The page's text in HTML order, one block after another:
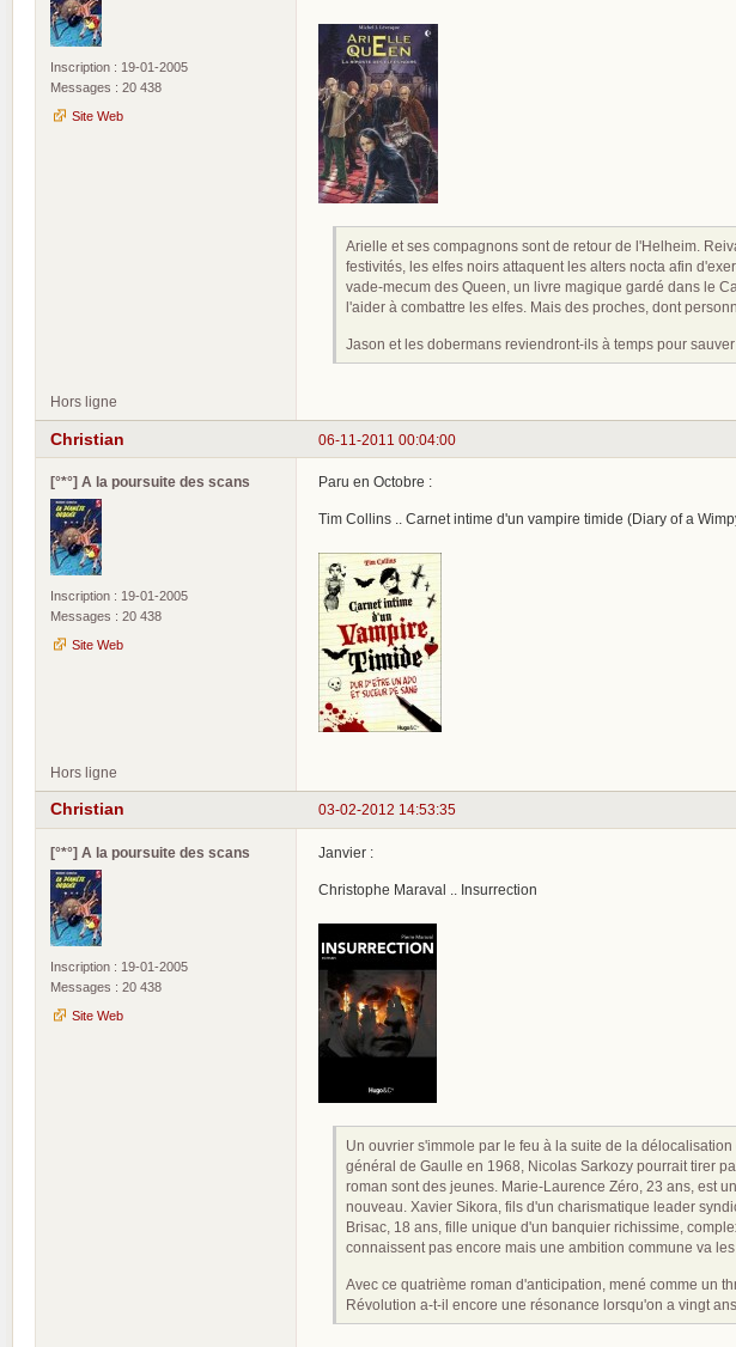
Inscription : 19-01-2005
Messages : 20 438
Site Web
Arielle et ses compagnons sont de retour de l'Helheim.
festivités, les elfes noirs attaquent les alters nocta afin
vade-mecum des Queen, un livre magique gardé dans le
l'aider à combattre les elfes. Mais des proches, dont
Jason et les dobermans reviendront-ils à temps pour
Hors ligne
06-11-2011 00:04:00
Christian
[°*°] A la poursuite des scans
Inscription : 19-01-2005
Messages : 20 438
Site Web
Paru en Octobre :
Tim Collins .. Carnet intime d'un vampire timide (Diary of a
Hors ligne
03-02-2012 14:53:35
Christian
[°*°] A la poursuite des scans
Inscription : 19-01-2005
Messages : 20 438
Site Web
Janvier :
Christophe Maraval .. Insurrection
Un ouvrier s'immole par le feu à la suite de la
général de Gaulle en 1968, Nicolas Sarkozy pourrait tirer
roman sont des jeunes. Marie-Laurence Zéro, 23 ans, est
nouveau. Xavier Sikora, fils d'un charismatique leader
Brisac, 18 ans, fille unique d'un banquier richissime,
connaissent pas encore mais une ambition commune va
Avec ce quatrième roman d'anticipation, mené comme un
Révolution a-t-il encore une résonance lorsqu'on a vingt